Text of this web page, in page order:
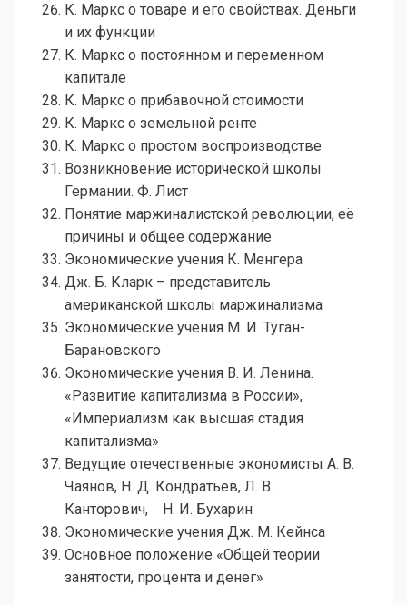
К. Маркс о товаре и его свойствах. Деньги
и их функции
К. Маркс о постоянном и переменном
капитале
К. Маркс о прибавочной стоимости
К. Маркс о земельной ренте
К. Маркс о простом воспроизводстве
Возникновение исторической школы
Германии. Ф. Лист
Понятие маржиналистской революции, её
причины и общее содержание
Экономические учения К. Менгера
Дж. Б. Кларк – представитель
американской школы маржинализма
Экономические учения М. И. Туган-
Барановского
Экономические учения В. И. Ленина.
«Развитие капитализма в России»,
«Империализм как высшая стадия
капитализма»
Ведущие отечественные экономисты А. В.
Чаянов, Н. Д. Кондратьев, Л. В.
Канторович, Н. И. Бухарин
Экономические учения Дж. М. Кейнса
Основное положение «Общей теории
занятости, процента и денег»